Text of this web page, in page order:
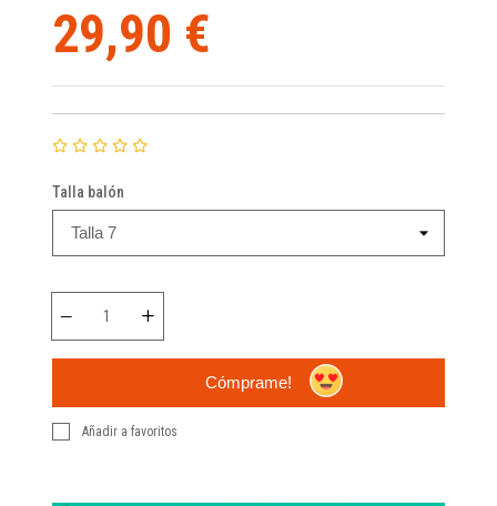
29,90 €
Talla balón
Cómprame!
Añadir a favoritos